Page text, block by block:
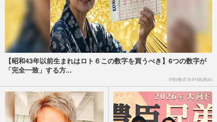
【昭和43年以前生まれはロト６この数字を買うべき】6つの数字が
「完全一致」する方...
PR(株式会社MURA)